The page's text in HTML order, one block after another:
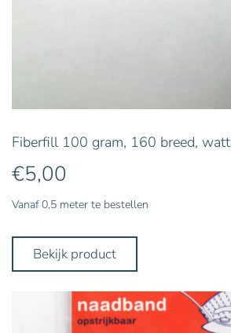
Fiberfill 100 gram, 160 breed,
€5,00
Vanaf 0,5 meter te bestellen
Bekijk product